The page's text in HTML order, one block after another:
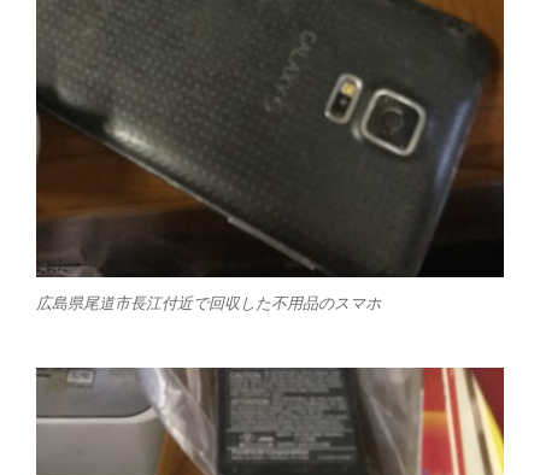
広島県尾道市長江付近で回収した不用品のスマホ